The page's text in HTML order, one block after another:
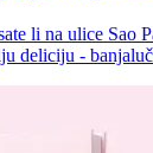
li na ulice
deliciju -